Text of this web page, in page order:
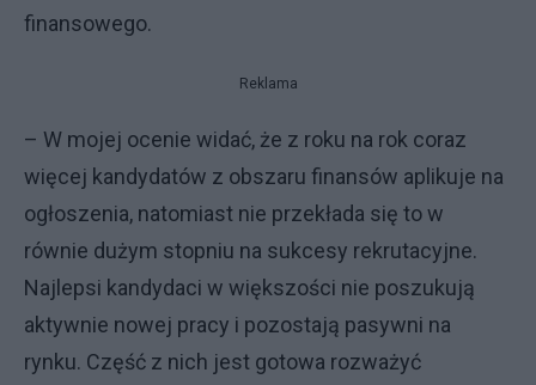
finansowego.
Reklama
– W mojej ocenie widać, że z roku na rok coraz
więcej kandydatów z obszaru finansów aplikuje na
ogłoszenia, natomiast nie przekłada się to w
równie dużym stopniu na sukcesy rekrutacyjne.
Najlepsi kandydaci w większości nie poszukują
aktywnie nowej pracy i pozostają pasywni na
rynku. Część z nich jest gotowa rozważyć